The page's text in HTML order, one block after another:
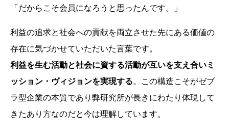
「だからこそ会員になろうと思ったんです。」
利益の追求と社会への貢献を両立させた先にある価値の
存在に気づかせていただいた言葉です。
利益を生む活動と社会に資する活動が互いを支え合いミ
ッション・ヴィジョンを実現する。この構造こそがゼブ
ラ型企業の本質であり弊研究所が長きにわたり体現して
きたあり方なのだと今は理解しています。